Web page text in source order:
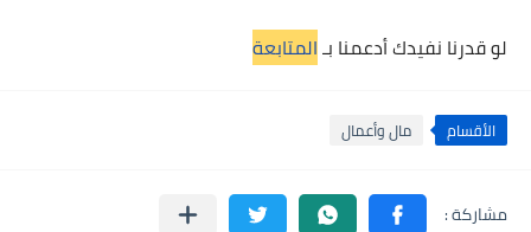
لو قدرنا نفيدك أدعمنا بـالمتابعة
الأقسام مال وأعمال